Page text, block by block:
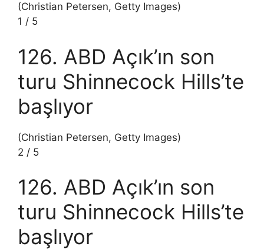
(Christian Petersen, Getty Images)
1 / 5
126. ABD Açık’ın son
turu Shinnecock Hills’te
başlıyor
(Christian Petersen, Getty Images)
2 / 5
126. ABD Açık’ın son
turu Shinnecock Hills’te
başlıyor